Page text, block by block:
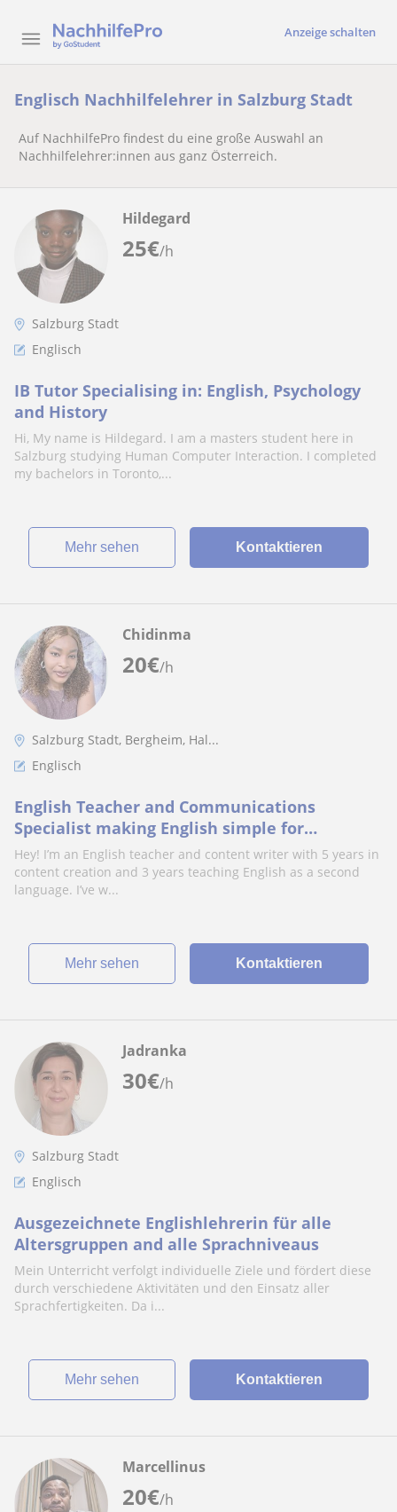
Anzeige schalten
Englisch Nachhilfelehrer in Salzburg Stadt
Auf NachhilfePro findest du eine große Auswahl an
Nachhilfelehrer:innen aus ganz Österreich.
25€/h
Hildegard
Salzburg Stadt
Englisch
IB Tutor Specialising in: English, Psychology
and History
Hi, My name is Hildegard. I am a masters student here in
Salzburg studying Human Computer Interaction. I completed
my bachelors in Toronto,...
Mehr sehen Kontaktieren
20€/h
Chidinma
Salzburg Stadt, Bergheim, Hal...
Englisch
English Teacher and Communications
Specialist making English simple for
everyone.
Hey! I’m an English teacher and content writer with 5 years in
content creation and 3 years teaching English as a second
language. I’ve w...
Mehr sehen Kontaktieren
30€/h
Jadranka
Salzburg Stadt
Englisch
Ausgezeichnete Englishlehrerin für alle
Altersgruppen and alle Sprachniveaus
Mein Unterricht verfolgt individuelle Ziele und fördert diese
durch verschiedene Aktivitäten und den Einsatz aller
Sprachfertigkeiten. Da i...
Mehr sehen Kontaktieren
20€/h
Marcellinus